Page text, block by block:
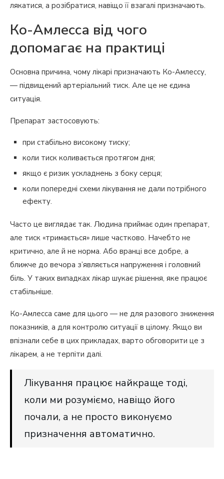
лякатися, а розібратися, навіщо її взагалі призначають.
Ко-Амлесса від чого
допомагає на практиці
Основна причина, чому лікарі призначають Ко-Амлессу,
— підвищений артеріальний тиск. Але це не єдина
ситуація.
Препарат застосовують:
при стабільно високому тиску;
коли тиск коливається протягом дня;
якщо є ризик ускладнень з боку серця;
коли попередні схеми лікування не дали потрібного
ефекту.
Часто це виглядає так. Людина приймає один препарат,
але тиск «тримається» лише частково. Начебто не
критично, але й не норма. Або вранці все добре, а
ближче до вечора з’являється напруження і головний
біль. У таких випадках лікар шукає рішення, яке працює
стабільніше.
Ко-Амлесса саме для цього — не для разового зниження
показників, а для контролю ситуації в цілому. Якщо ви
впізнали себе в цих прикладах, варто обговорити це з
лікарем, а не терпіти далі.
Лікування працює найкраще тоді,
коли ми розуміємо, навіщо його
почали, а не просто виконуємо
призначення автоматично.